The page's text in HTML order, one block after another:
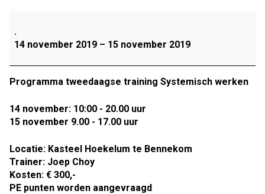
en
15
november
TWEEDAAGSE
TRAINING–
werken
(min.
12
deelnemers)
.
14 november 2019 – 15 november 2019
Programma tweedaagse training Systemisch werken
14 november: 10:00 - 20.00 uur
15 november 9.00 - 17.00 uur
Locatie: Kasteel Hoekelum te Bennekom
Trainer: Joep Choy
Kosten: € 300,-
PE punten worden aangevraagd